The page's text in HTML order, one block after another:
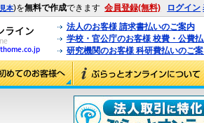
見本)を無料で作成できます 会員登録(無料) ログイン
法人のお客様 請求書払いのご案内
学校・官公庁のお客様 校費・公費
研究機関のお客様 科研費払いのご